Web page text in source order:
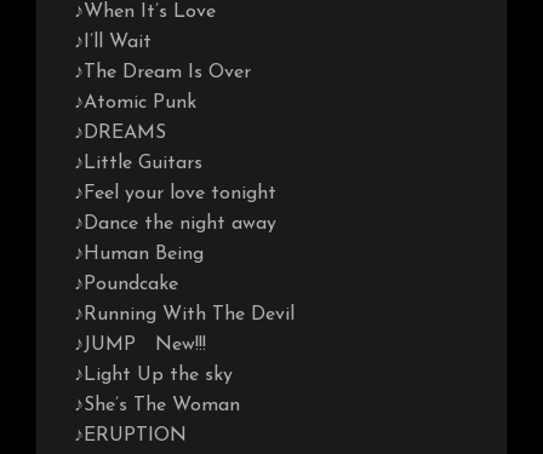
♪When It’s Love
♪I’ll Wait
♪The Dream Is Over
♪Atomic Punk
♪DREAMS
♪Little Guitars
♪Feel your love tonight
♪Dance the night away
♪Human Being
♪Poundcake
♪Running With The Devil
♪JUMP New!!!
♪Light Up the sky
♪She’s The Woman
♪ERUPTION